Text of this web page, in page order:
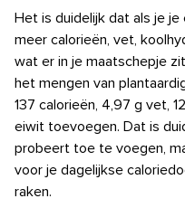
Het is duidelijk dat als je
meer calorieën, vet,
wat er in je maatschepje
het mengen van
137 calorieën, 4,97 g vet,
eiwit toevoegen. Dat is
probeert toe te voegen,
voor je dagelijkse
raken.